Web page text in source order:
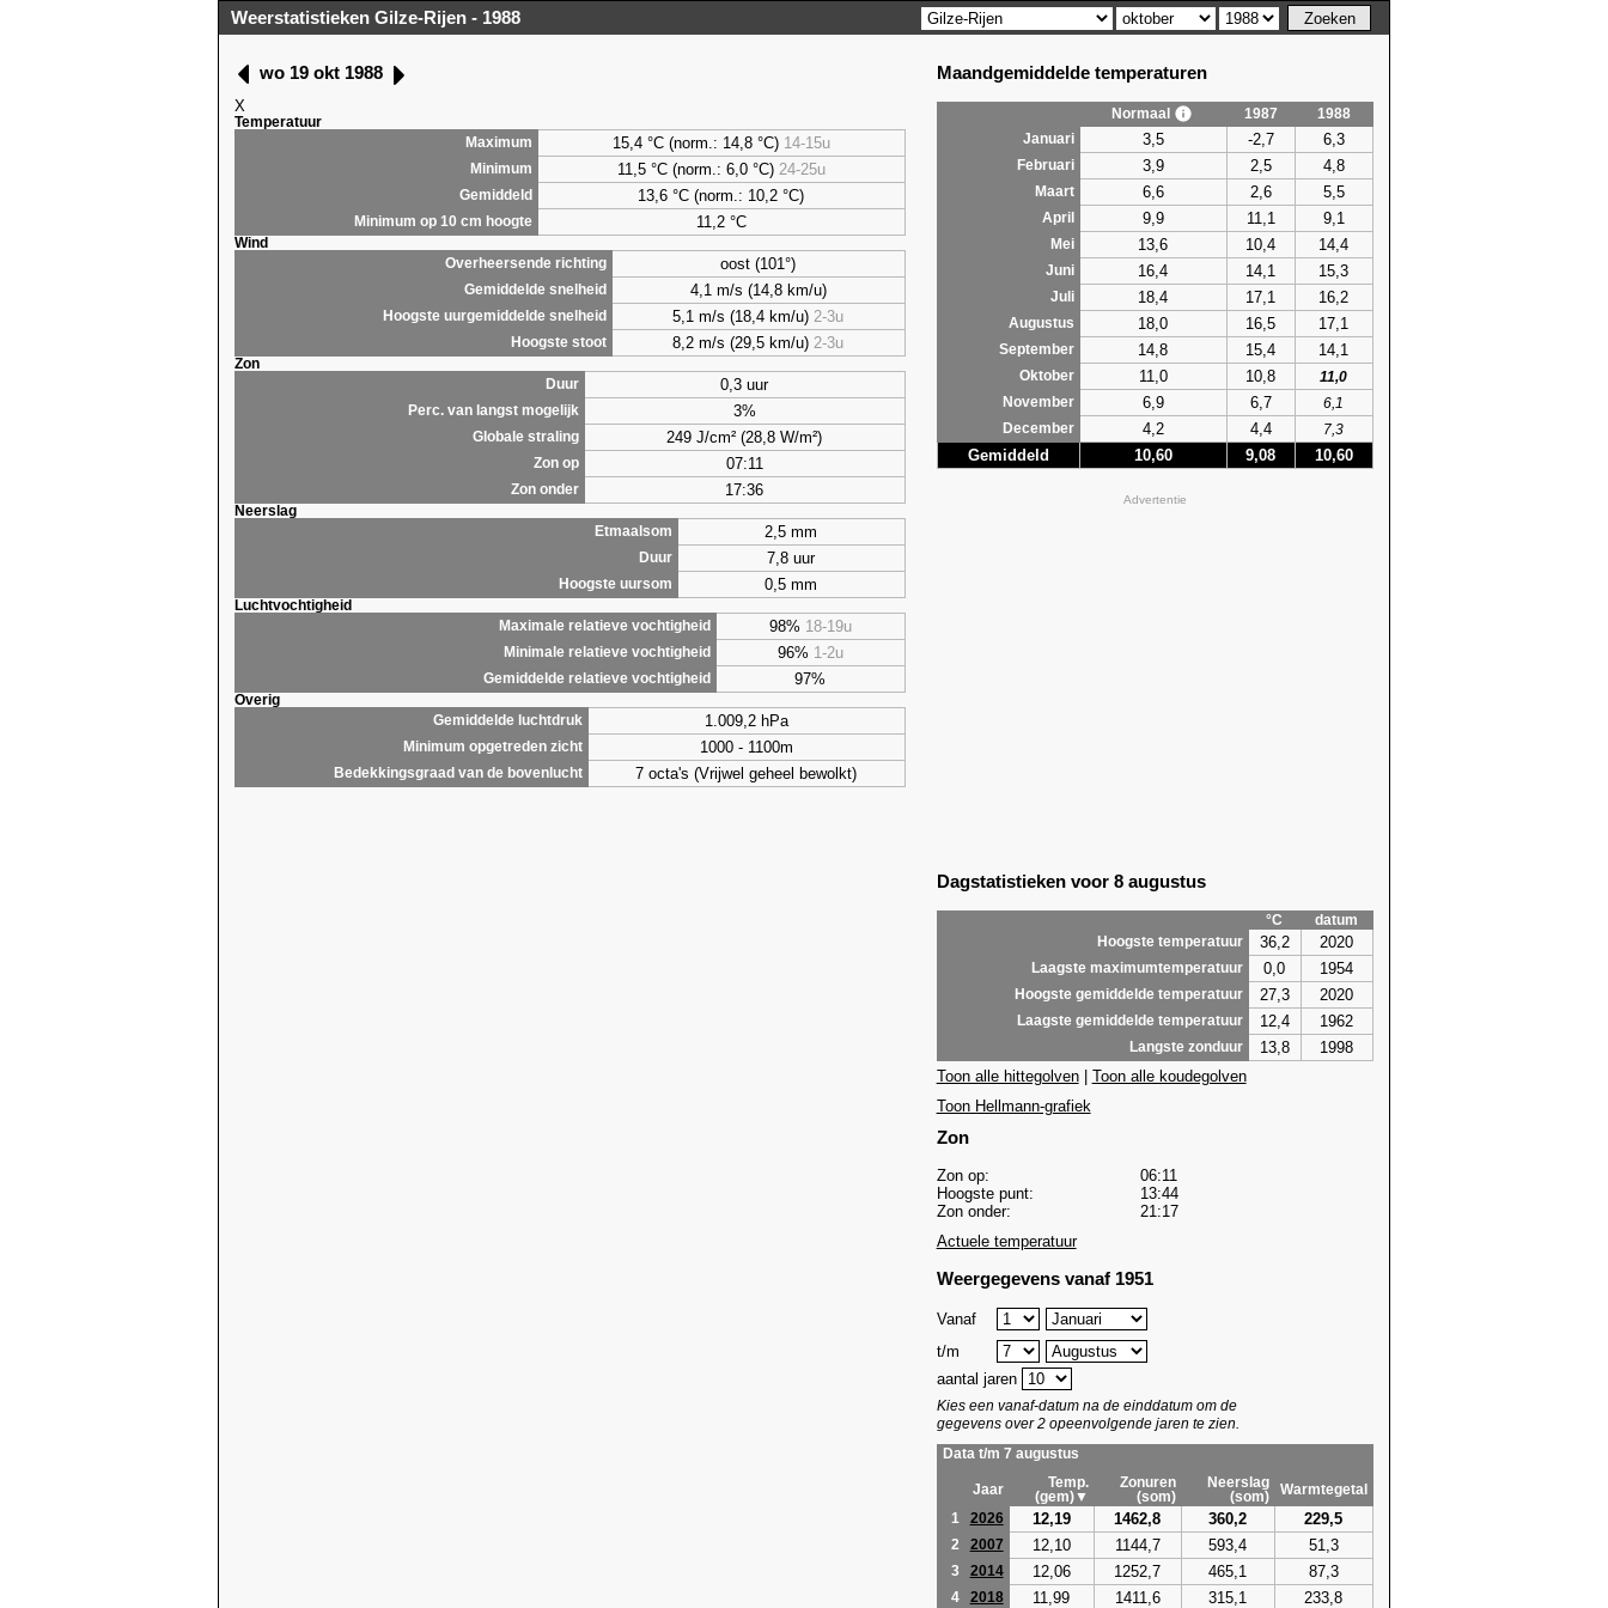
Weerstatistieken Gilze-Rijen - 1988
wo 19 okt 1988
X
Temperatuur
Maximum
15,4 °C (norm.: 14,8 °C) 14-15u
Minimum 11,5 °C (norm.: 6,0 °C) 24-25u
Gemiddeld 13,6 °C (norm.: 10,2 °C)
Minimum op 10 cm hoogte 11,2 °C
Wind
Overheersende richting
oost (101°)
Gemiddelde snelheid 4,1 m/s (14,8 km/u)
Hoogste uurgemiddelde snelheid 5,1 m/s (18,4 km/u) 2-3u
Hoogste stoot 8,2 m/s (29,5 km/u) 2-3u
Zon
Duur
0,3 uur
Perc. van langst mogelijk 3%
Globale straling 249 J/cm² (28,8 W/m²)
Zon op 07:11
Zon onder 17:36
Neerslag
Etmaalsom
2,5 mm
Duur 7,8 uur
Hoogste uursom 0,5 mm
Luchtvochtigheid
Maximale relatieve vochtigheid
98% 18-19u
Minimale relatieve vochtigheid 96% 1-2u
Gemiddelde relatieve vochtigheid 97%
Overig
Gemiddelde luchtdruk
1.009,2 hPa
Minimum opgetreden zicht 1000 - 1100m
Bedekkingsgraad van de bovenlucht 7 octa's (Vrijwel geheel bewolkt)
Maandgemiddelde temperaturen
Normaal 1987
1988
Januari
3,5 -2,7 6,3
Februari 3,9 2,5 4,8
Maart 6,6 2,6 5,5
April 9,9 11,1 9,1
Mei 13,6 10,4 14,4
Juni 16,4 14,1 15,3
Juli 18,4 17,1 16,2
Augustus 18,0 16,5 17,1
September 14,8 15,4 14,1
Oktober 11,0 10,8
11,0
November
6,9 6,7
6,1
December
4,2 4,4 7,3
Gemiddeld 10,60 9,08 10,60
Advertentie
Dagstatistieken voor 8 augustus
°C
datum
Hoogste temperatuur
36,2 2020
Laagste maximumtemperatuur 0,0 1954
Hoogste gemiddelde temperatuur 27,3 2020
Laagste gemiddelde temperatuur 12,4 1962
Langste zonduur 13,8
1998
Toon alle hittegolven| Toon alle koudegolven
Toon Hellmann-grafiek
Zon
Zon op:
06:11
Hoogste punt:
13:44
Zon onder:
21:17
Actuele temperatuur
Weergegevens vanaf 1951
Vanaf
t/m
aantal jaren
Kies een vanaf-datum na de einddatum om de
gegevens over 2 opeenvolgende jaren te zien.
Data t/m 7 augustus
Jaar
Temp.
(gem)▼
Zonuren
(som)
Neerslag
(som)
Warmtegetal
1
2026 12,19 1462,8 360,2 229,5
2 2007 12,10 1144,7 593,4 51,3
3 2014 12,06 1252,7 465,1 87,3
4 2018 11,99 1411,6 315,1 233,8